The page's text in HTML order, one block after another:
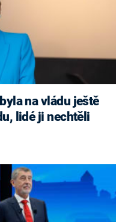
na vládu ještě
lidé ji nechtěli